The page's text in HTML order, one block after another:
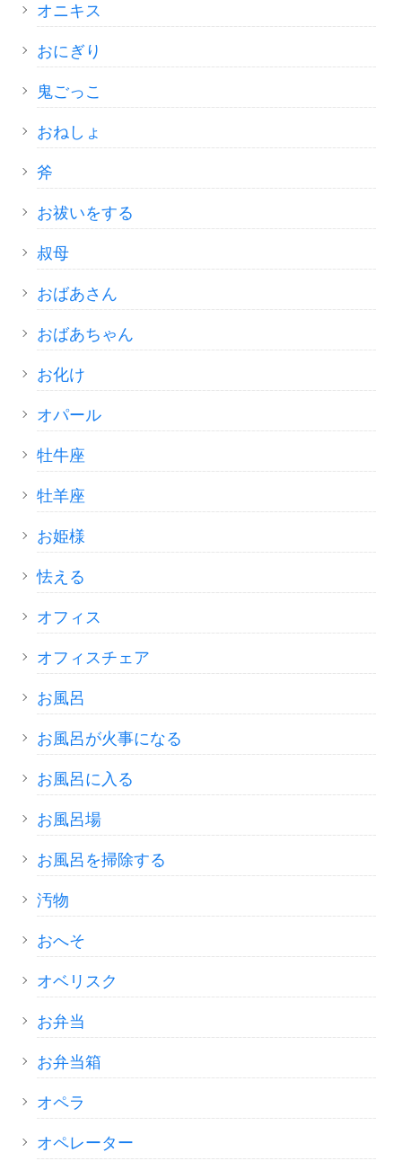
オニキス
おにぎり
鬼ごっこ
おねしょ
斧
お祓いをする
叔母
おばあさん
おばあちゃん
お化け
オパール
牡牛座
牡羊座
お姫様
怯える
オフィス
オフィスチェア
お風呂
お風呂が火事になる
お風呂に入る
お風呂場
お風呂を掃除する
汚物
おへそ
オベリスク
お弁当
お弁当箱
オペラ
オペレーター